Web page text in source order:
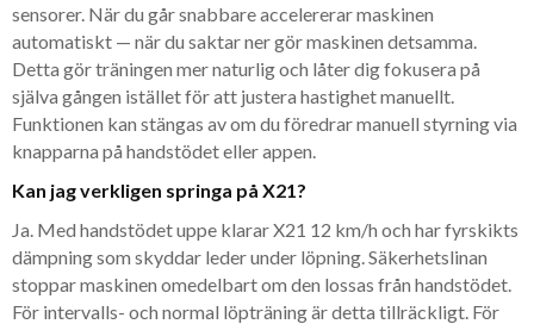
sensorer. När du går snabbare accelererar maskinen
automatiskt — när du saktar ner gör maskinen detsamma.
Detta gör träningen mer naturlig och låter dig fokusera på
själva gången istället för att justera hastighet manuellt.
Funktionen kan stängas av om du föredrar manuell styrning via
knapparna på handstödet eller appen.
Kan jag verkligen springa på X21?
Ja. Med handstödet uppe klarar X21 12 km/h och har fyrskikts
dämpning som skyddar leder under löpning. Säkerhetslinan
stoppar maskinen omedelbart om den lossas från handstödet.
För intervalls- och normal löpträning är detta tillräckligt. För